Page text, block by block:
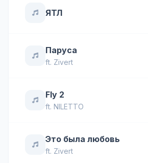
ЯТЛ
Паруса
ft. Zivert
Fly 2
ft. NILETTO
Это была любовь
ft. Zivert